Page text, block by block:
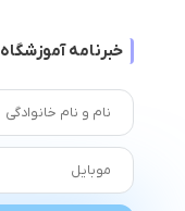
خبرنامه آموزشگاه